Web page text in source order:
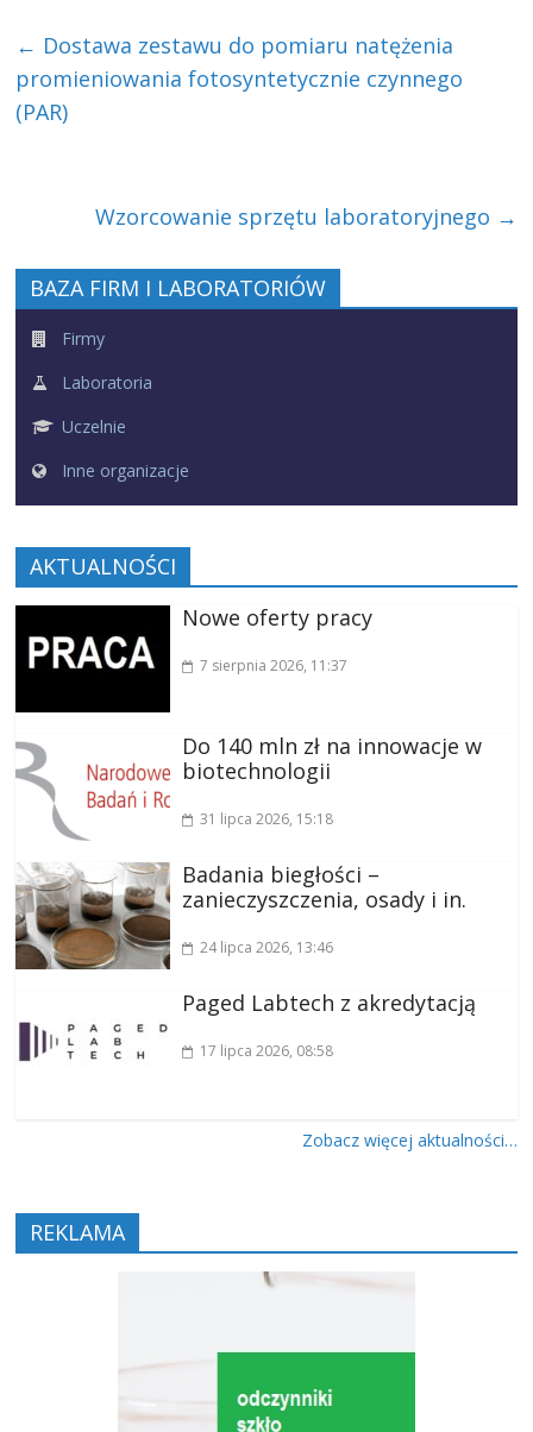
← Dostawa zestawu do pomiaru natężenia
promieniowania fotosyntetycznie czynnego
(PAR)
Wzorcowanie sprzętu laboratoryjnego →
BAZA FIRM I LABORATORIÓW
Firmy
Laboratoria
Uczelnie
Inne organizacje
AKTUALNOŚCI
Nowe oferty pracy
7 sierpnia 2026, 11:37
Do 140 mln zł na innowacje w
biotechnologii
31 lipca 2026, 15:18
Badania biegłości –
zanieczyszczenia, osady i in.
24 lipca 2026, 13:46
Paged Labtech z akredytacją
17 lipca 2026, 08:58
Zobacz więcej aktualności…
REKLAMA